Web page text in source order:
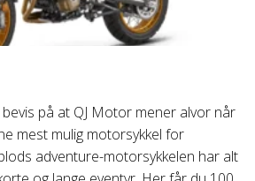
bevis på at QJ Motor mener alvor når
mest mulig motorsykkel for
adventure-motorsykkelen har alt